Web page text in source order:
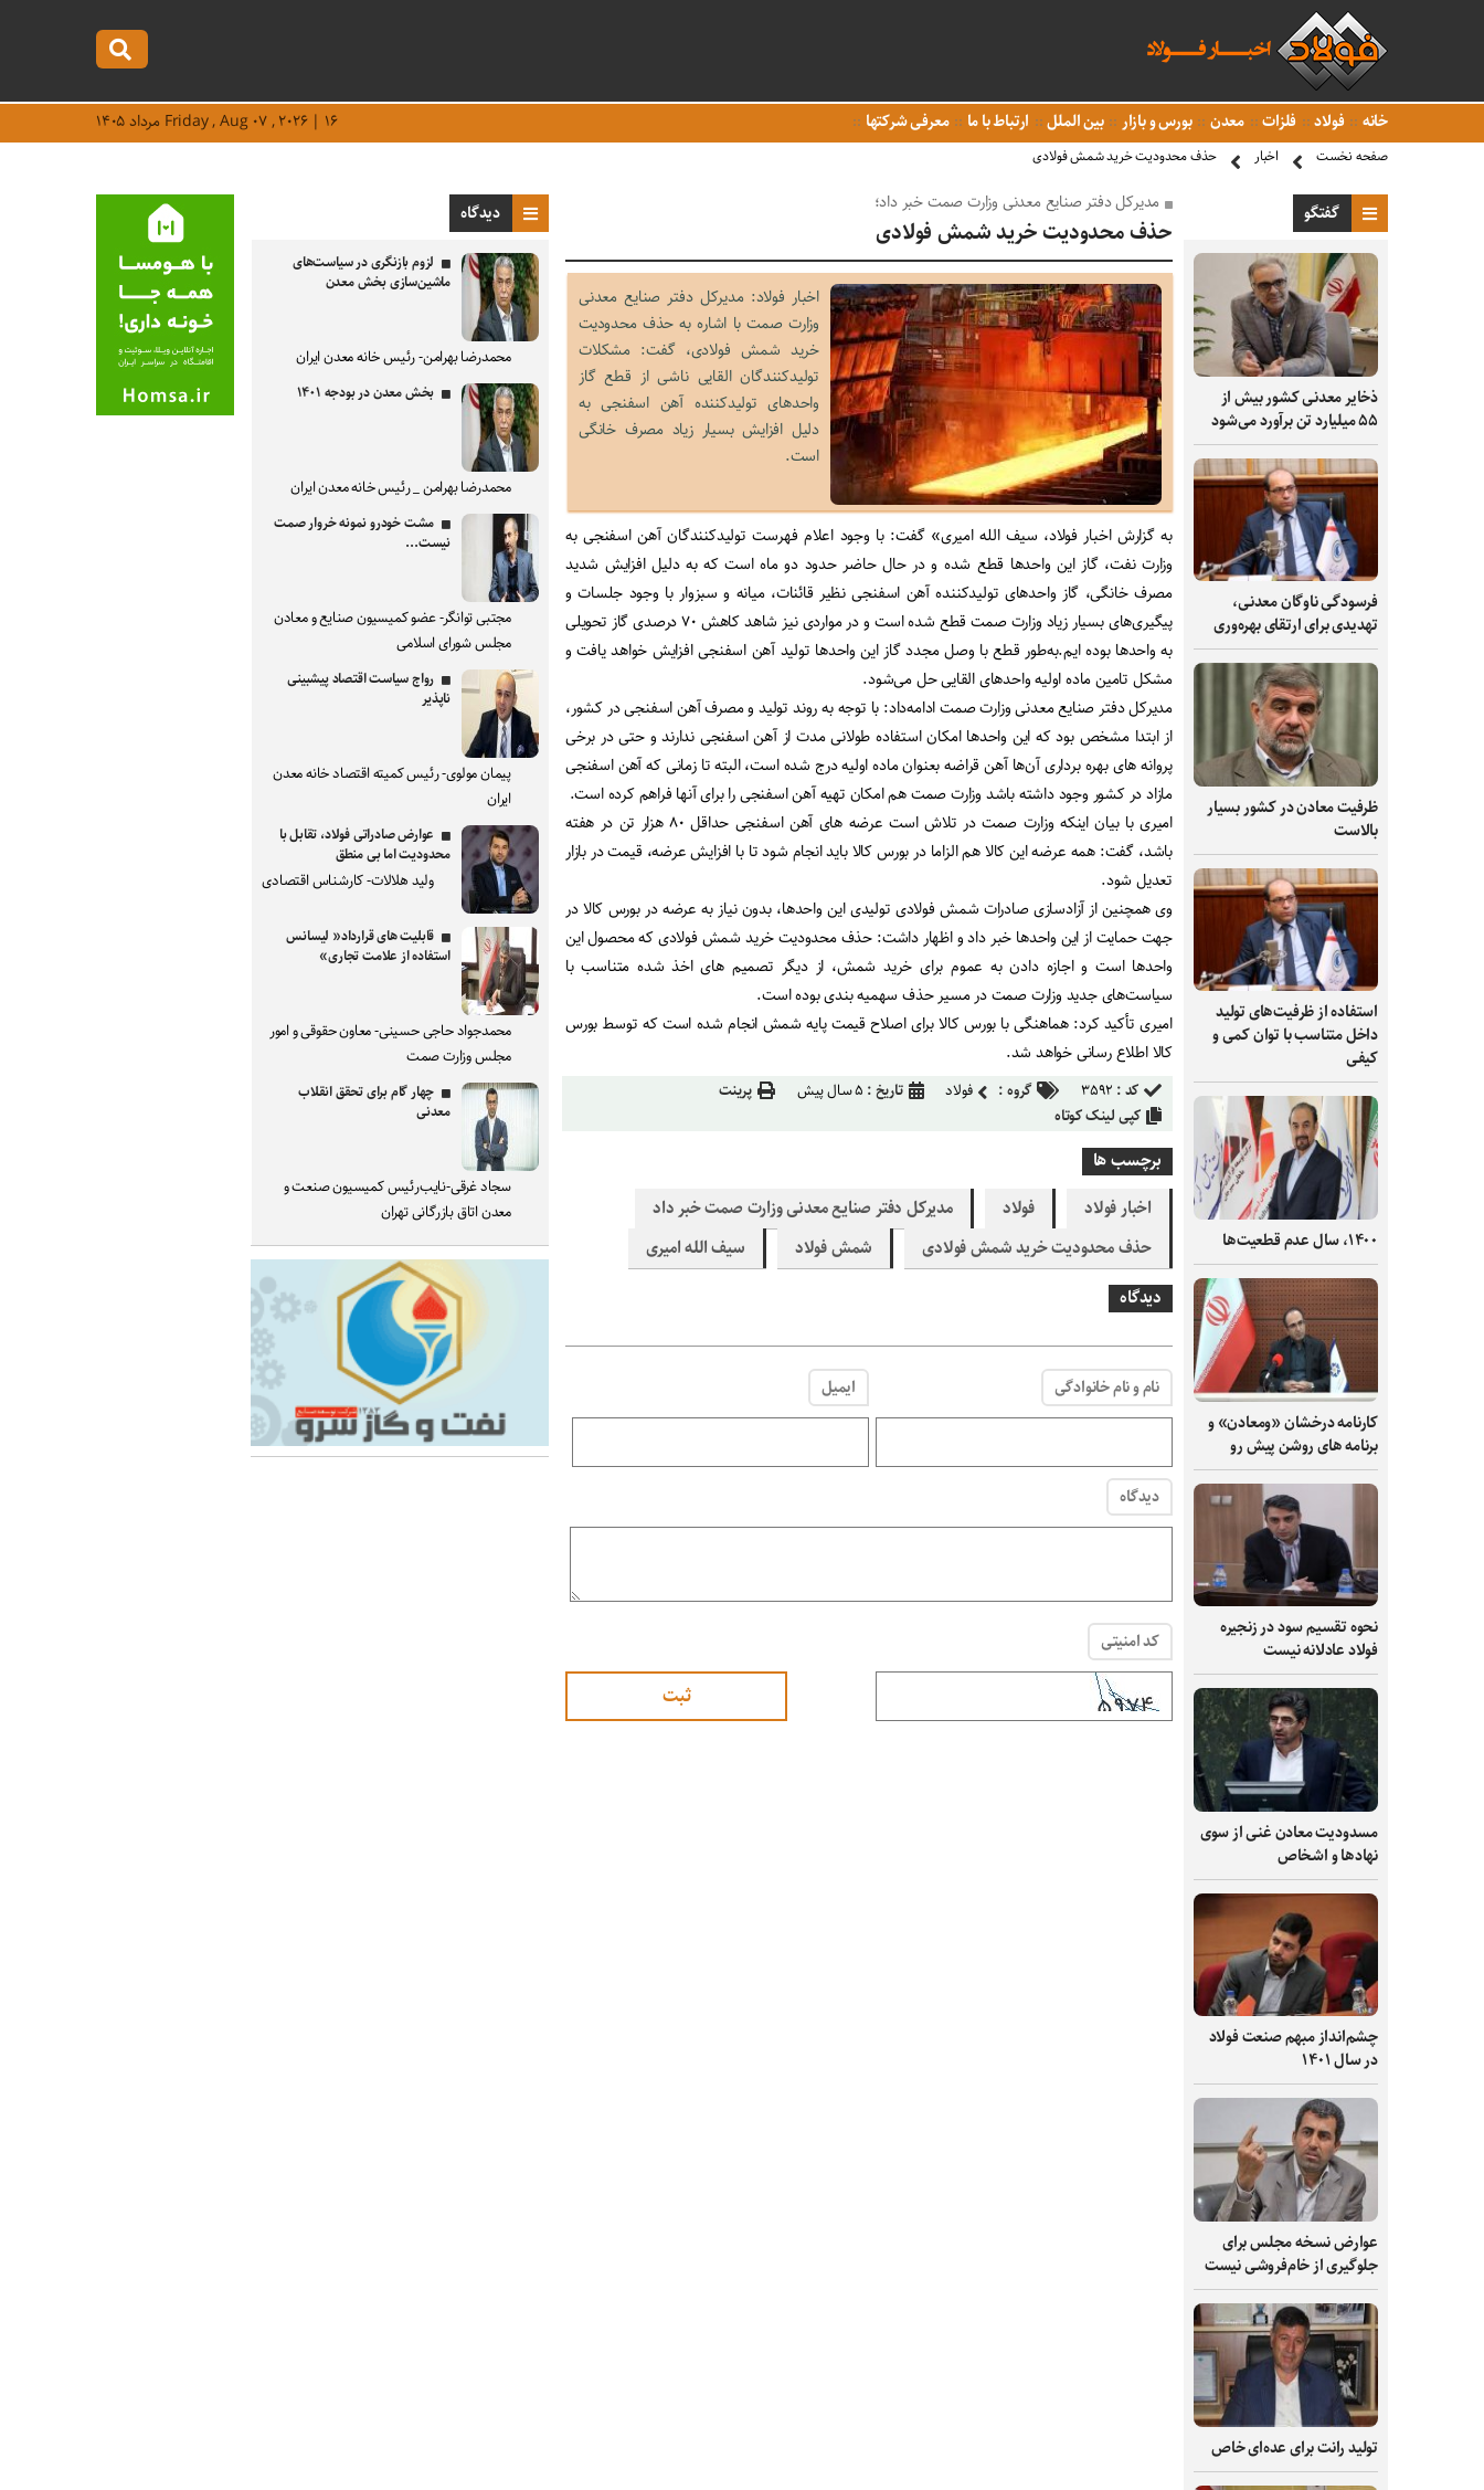
خانه فولاد فلزات معدن بورس و بازار بین الملل ارتباط با ما معرفی شرکتها Friday , Aug ۰۷ , ۲۰۲۶ | ۱۶ مرداد ۱۴۰۵
صفحه نخست اخبار حذف محدودیت خرید شمش فولادی
گفتگو
ذخایر معدنی کشور بیش از
۵۵ میلیارد تن برآورد می‌شود
فرسودگی ناوگان معدنی،
تهدیدی برای ارتقای بهره‌وری
ظرفیت‌ معادن در کشور بسیار
بالاست
استفاده از ظرفیت‌های تولید
داخل متناسب با توان کمی و
کیفی
۱۴۰۰، سال عدم قطعیت‌ها
کارنامه درخشان «ومعادن» و
برنامه های روشن پیش رو
نحوه تقسیم سود در زنجیره
فولاد عادلانه نیست
مسدودیت معادن غنی از سوی
نهادها و اشخاص
چشم‌انداز مبهم صنعت فولاد
در سال ۱۴۰۱
عوارض نسخه مجلس برای
جلوگیری از خام‌فروشی نیست
تولید رانت برای عده‌ای خاص
مدیرکل دفتر صنایع معدنی وزارت صمت خبر داد؛
حذف محدودیت خرید شمش فولادی
اخبار فولاد: مدیرکل دفتر صنایع معدنی
وزارت صمت با اشاره به حذف محدودیت
خرید شمش فولادی، گفت: مشکلات
تولیدکنندگان القایی ناشی از قطع گاز
واحدهای تولیدکننده آهن اسفنجی به
دلیل افزایش بسیار زیاد مصرف خانگی
است.
به گزارش اخبار فولاد، سیف الله امیری» گفت: با وجود اعلام فهرست تولیدکنندگان آهن اسفنجی به
وزارت نفت، گاز این واحدها قطع شده و در حال حاضر حدود دو ماه است که به دلیل افزایش شدید
مصرف خانگی، گاز واحدهای تولیدکننده آهن اسفنجی نظیر قائنات، میانه و سبزوار با وجود جلسات و
پیگیری‌های بسیار زیاد وزارت صمت قطع شده است و در مواردی نیز شاهد کاهش ۷۰ درصدی گاز تحویلی
به واحدها بوده ایم.به‌طور قطع با وصل مجدد گاز این واحدها تولید آهن اسفنجی افزایش خواهد یافت و
مشکل تامین ماده اولیه واحدهای القایی حل می‌شود.
مدیرکل دفتر صنایع معدنی وزارت صمت ادامه‌داد: با توجه به روند تولید و مصرف آهن اسفنجی در کشور،
از ابتدا مشخص بود که این واحدها امکان استفاده طولانی مدت از آهن اسفنجی ندارند و حتی در برخی
پروانه های بهره برداری آن‌ها آهن قراضه بعنوان ماده اولیه درج شده است، البته تا زمانی که آهن اسفنجی
مازاد در کشور وجود داشته باشد وزارت صمت هم امکان تهیه آهن اسفنجی را برای آنها فراهم کرده است.
امیری با بیان اینکه وزارت صمت در تلاش است عرضه های آهن اسفنجی حداقل ۸۰ هزار تن در هفته
باشد، گفت: همه عرضه این کالا هم الزاما در بورس کالا باید انجام شود تا با افزایش عرضه، قیمت در بازار
تعدیل شود.
وی همچنین از آزادسازی صادرات شمش فولادی تولیدی این واحدها، بدون نیاز به عرضه در بورس کالا در
جهت حمایت از این واحدها خبر داد و اظهار داشت: حذف محدودیت خرید شمش فولادی که محصول این
واحدها است و اجازه دادن به عموم برای خرید شمش، از دیگر تصمیم های اخذ شده متناسب با
سیاست‌های جدید وزارت صمت در مسیر حذف سهمیه بندی بوده است.
امیری تأکید کرد: هماهنگی با بورس کالا برای اصلاح قیمت پایه شمش انجام شده است که توسط بورس
کالا اطلاع رسانی خواهد شد.
کد : ۳۵۹۲ گروه : فولاد تاریخ : ۵ سال پیش
پرینت
کپی لینک کوتاه
برچسب ها
اخبار فولاد
فولاد
مدیرکل دفتر صنایع معدنی وزارت صمت خبر داد
حذف محدودیت خرید شمش فولادی
شمش فولاد
سیف الله امیری
دیدگاه
نام و نام خانوادگی ایمیل
دیدگاه
کد امنیتی
دیدگاه
لزوم بازنگری در سیاست‌های
ماشین‌سازی بخش معدن
محمدرضا بهرامن- رئیس خانه معدن ایران
بخش معدن در بودجه ۱۴۰۱
محمدرضا بهرامن _ رئیس خانه معدن ایران
مشت خودرو نمونه خروار صمت
نیست...
مجتبی توانگر- عضو کمیسیون صنایع و معادن
مجلس شورای اسلامی
رواج سیاست اقتصاد پیشبینی
ناپذیر
پیمان مولوی- رئیس کمیته اقتصاد خانه معدن
ایران
عوارض صادراتی فولاد، تقابل با
محدودیت اما بی منطق
ولید هلالات- کارشناس اقتصادی
قابلیت های قرارداد« لیسانس
استفاده از علامت تجاری»
محمدجواد حاجی حسینی- معاون حقوقی و امور
مجلس وزارت صمت
چهار گام برای تحقق انقلاب
معدنی
سجاد غرقی-نایب‌رئیس کمیسیون صنعت و
معدن اتاق بازرگانی تهران